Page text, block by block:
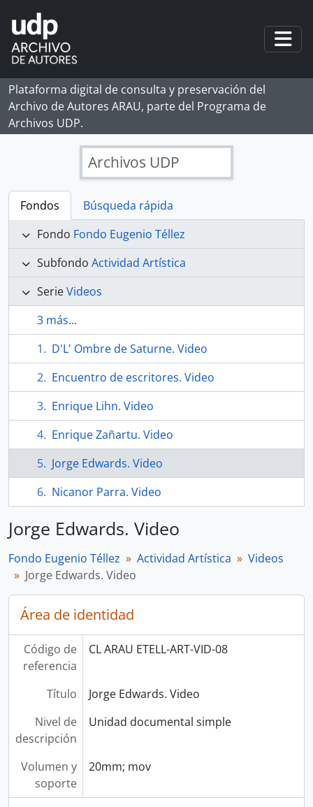
Skip to main content
Plataforma digital de consulta y preservación del
Archivo de Autores ARAU, parte del Programa de
Archivos UDP.
Archivos UDP
Fondos
Búsqueda rápida
Fondo Fondo Eugenio Téllez
Subfondo Actividad Artística
SerieVideos
3 más...
D'L' Ombre de Saturne. Video
Encuentro de escritores. Video
Enrique Lihn. Video
Enrique Zañartu. Video
Jorge Edwards. Video
Nicanor Parra. Video
Jorge Edwards. Video
Fondo Eugenio Téllez Actividad Artística
Videos
Jorge Edwards. Video
Área de identidad
Código de
referencia
CL ARAU ETELL-ART-VID-08
Título
Jorge Edwards. Video
Nivel de
descripción
Unidad documental simple
Volumen y
soporte
20mm; mov